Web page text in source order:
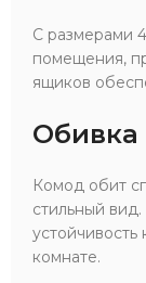
С размерами
помещения,
ящиков
Обивка
Комод обит
стильный
комнате.